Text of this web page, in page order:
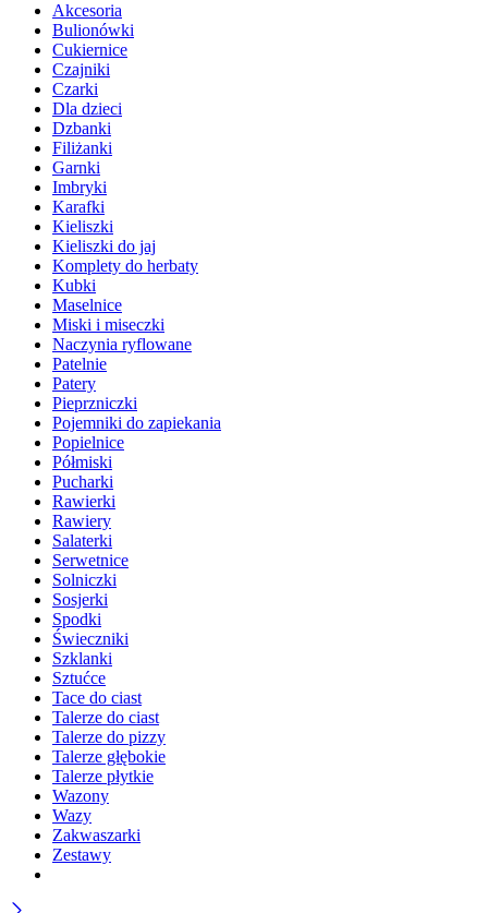
Akcesoria
Bulionówki
Cukiernice
Czajniki
Czarki
Dla dzieci
Dzbanki
Filiżanki
Garnki
Imbryki
Karafki
Kieliszki
Kieliszki do jaj
Komplety do herbaty
Kubki
Maselnice
Miski i miseczki
Naczynia ryflowane
Patelnie
Patery
Pieprzniczki
Pojemniki do zapiekania
Popielnice
Półmiski
Pucharki
Rawierki
Rawiery
Salaterki
Serwetnice
Solniczki
Sosjerki
Spodki
Świeczniki
Szklanki
Sztućce
Tace do ciast
Talerze do ciast
Talerze do pizzy
Talerze głębokie
Talerze płytkie
Wazony
Wazy
Zakwaszarki
Zestawy